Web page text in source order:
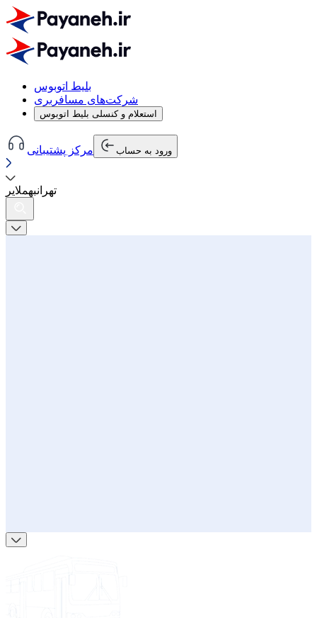
بلیط اتوبوس
شرکت‌های مسافربری
استعلام و کنسلی بلیط اتوبوس
مرکز پشتیبانی ورود به حساب
تهرانبهملایر